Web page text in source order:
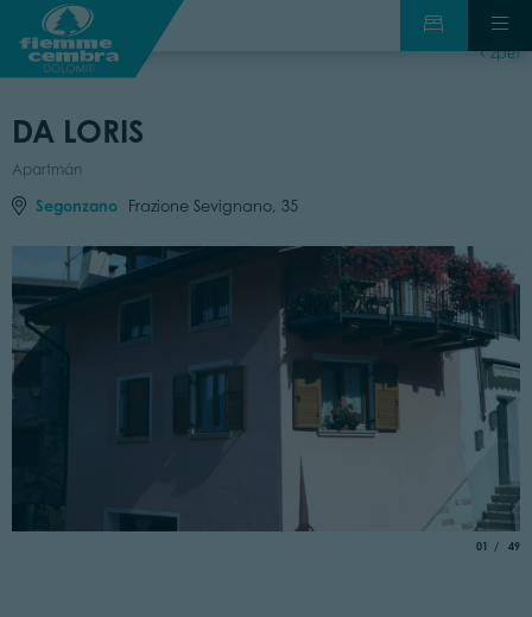
zpět
DA LORIS
Apartmán
Segonzano Frazione Sevignano, 35
01 of
49